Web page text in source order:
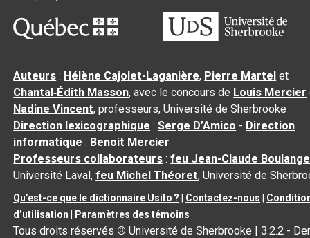
Auteurs : Hélène Cajolet-Laganière, Pierre Martel et
Chantal‑Édith Masson, avec le concours de Louis Mercier
Nadine Vincent, professeurs, Université de Sherbrooke
Direction lexicographique :Serge D’Amico - Direction
informatique : Benoit Mercier
Professeurs collaborateurs :feu Jean-Claude
Université Laval,feu Michel Théoret, Université de
Qu’est-ce que le dictionnaire Usito ? Contactez-nous
d’utilisation
Paramètres des témoins
Tous droits réservés © Université de Sherbrooke |3.2.2 -